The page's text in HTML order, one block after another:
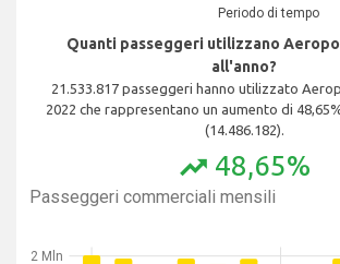
Periodo di tempo
Quanti passeggeri utilizzano
all'anno?
21.533.817 passeggeri hanno utilizzato
2022 che rappresentano un aumento di
(14.486.182).
trending_up 48,65%
Passeggeri commerciali mensili
2 Mln